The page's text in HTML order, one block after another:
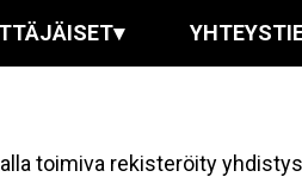
▾
toimiva rekisteröity